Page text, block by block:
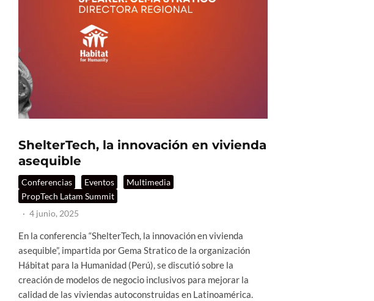
ShelterTech, la innovación en vivienda
asequible
Conferencias Eventos
Multimedia
PropTech Latam Summit
· 4 junio, 2025
En la conferencia “ShelterTech, la innovación en vivienda
asequible”, impartida por Gema Stratico de la organización
Hábitat para la Humanidad (Perú), se discutió sobre la
creación de modelos de negocio inclusivos para mejorar la
calidad de las viviendas autoconstruidas en Latinoamérica.